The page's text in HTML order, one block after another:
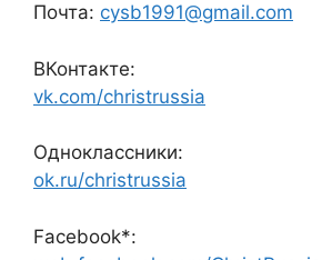
Почта: cysb1991@gmail.com
ВКонтакте:
vk.com/christrussia
Одноклассники:
ok.ru/christrussia
Facebook*: